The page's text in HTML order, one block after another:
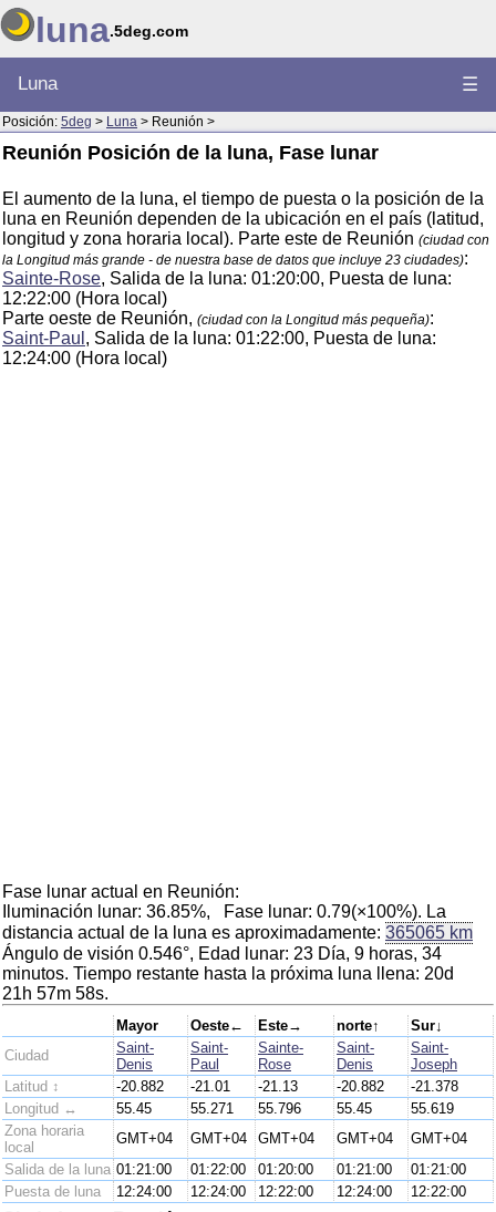
luna.5deg.com
Luna ☰
Posición: 5deg > Luna > Reunión >
Reunión Posición de la luna, Fase lunar
El aumento de la luna, el tiempo de puesta o la posición de la
luna en Reunión dependen de la ubicación en el país (latitud,
longitud y zona horaria local). Parte este de Reunión (ciudad con
la Longitud más grande - de nuestra base de datos que incluye 23 ciudades):
Sainte-Rose, Salida de la luna: 01:20:00, Puesta de luna:
12:22:00 (Hora local)
Parte oeste de Reunión, (ciudad con la Longitud más pequeña):
Saint-Paul , Salida de la luna: 01:22:00, Puesta de luna:
12:24:00 (Hora local)
Fase lunar actual en Reunión:
Iluminación lunar: 36.85%, Fase lunar: 0.79(×100%). La
distancia actual de la luna es aproximadamente: 365065 km
Ángulo de visión 0.546°, Edad lunar: 23 Día, 9 horas, 34
minutos. Tiempo restante hasta la próxima luna llena: 20d
21h 57m 58s.
Mayor Oeste← Este→ norte↑
Sur↓
Ciudad
Saint-
Denis
Saint-
Paul
Sainte-
Rose
Saint-
Denis
Saint-
Joseph
Latitud ↕
-20.882 -21.01 -21.13 -20.882
-21.378
Longitud ↔
55.45 55.271 55.796 55.45
55.619
Zona horaria
local
GMT+04 GMT+04 GMT+04 GMT+04
GMT+04
Salida de la luna 01:21:00 01:22:00 01:20:00 01:21:00
01:21:00
Puesta de luna
12:24:00 12:24:00 12:22:00 12:24:00 12:22:00